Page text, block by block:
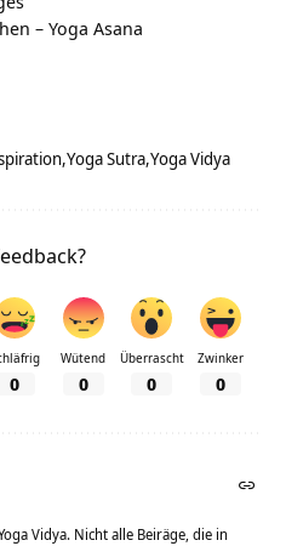
– Yoga Asana
Yoga Sutra Yoga Vidya
0
Wütend
0
Überrascht
0
Zwinker
0
Vidya. Nicht alle Beiräge, die in